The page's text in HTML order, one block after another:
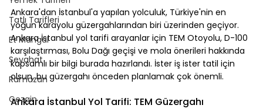
Tatlı Tarifleri
Et Mangal
Seyahat
Ramazan
Gezgin
Ankara'dan İstanbul'a yapılan yolculuk, Türkiye'nin en
yoğun karayolu güzergahlarından biri üzerinden geçiyor.
Ankara İstanbul yol tarifi arayanlar için TEM Otoyolu, D-100
karşılaştırması, Bolu Dağı geçişi ve mola önerileri hakkında
kapsamlı bir bilgi burada hazırlandı. İster iş ister tatil için
olsun, bu güzergahı önceden planlamak çok önemli.
Ankara İstanbul Yol Tarifi: TEM Güzergahı